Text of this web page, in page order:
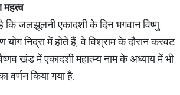
है कि जलझूलनी एकादशी के दिन भगवान विष्णु
योग निद्रा में होते हैं, वे विश्राम के दौरान करवट
खंड में एकादशी महात्म्य नाम के अध्याय में भी
वर्णन किया गया है.